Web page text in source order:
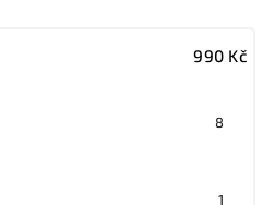
990 Kč
8
1